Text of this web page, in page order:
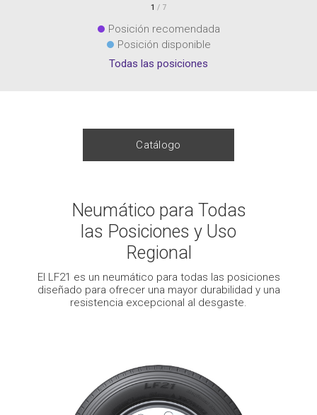
1 / 7
Posición recomendada
Posición disponible
Todas las posiciones
Catálogo
Neumático para Todas
las Posiciones y Uso
Regional
El LF21 es un neumático para todas las posiciones
diseñado para ofrecer una mayor durabilidad y una
resistencia excepcional al desgaste.